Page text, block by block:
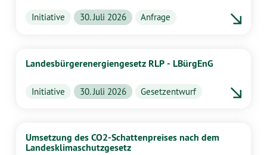
Initiative 30. Juli 2026 Anfrage
Landesbürgerenergiengesetz RLP - LBürgEnG
Initiative 30. Juli 2026 Gesetzentwurf
Umsetzung des CO2-Schattenpreises nach dem
Landesklimaschutzgesetz